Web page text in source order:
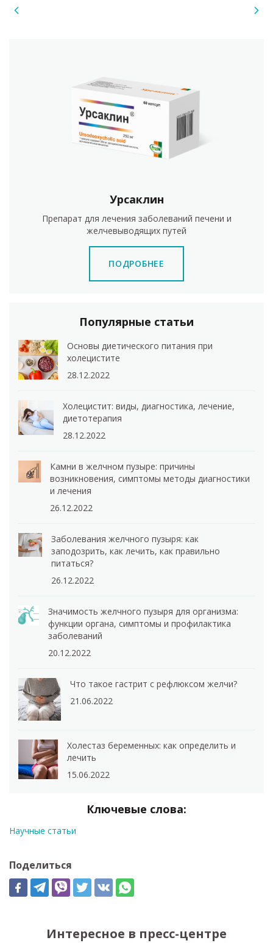
Урсаклин
Препарат для лечения заболеваний печени и
желчевыводящих путей
ПОДРОБНЕЕ
Популярные статьи
Основы диетического питания при
холецистите
28.12.2022
Холецистит: виды, диагностика, лечение,
диетотерапия
28.12.2022
Камни в желчном пузыре: причины
возникновения, симптомы методы диагностики
и лечения
26.12.2022
Заболевания желчного пузыря: как
заподозрить, как лечить, как правильно
питаться?
26.12.2022
Значимость желчного пузыря для организма:
функции органа, симптомы и профилактика
заболеваний
20.12.2022
Что такое гастрит с рефлюксом желчи?
21.06.2022
Холестаз беременных: как определить и
лечить
15.06.2022
Ключевые слова:
Научные статьи
Поделиться
Интересное в пресс-центре